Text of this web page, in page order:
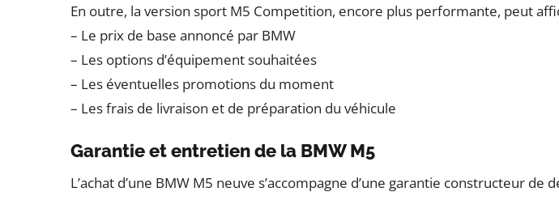
En outre, la version sport M5 Competition, encore plus performante, peut
– Le prix de base annoncé par BMW
– Les options d’équipement souhaitées
– Les éventuelles promotions du moment
– Les frais de livraison et de préparation du véhicule
Garantie et entretien de la BMW M5
L’achat d’une BMW M5 neuve s’accompagne d’une garantie